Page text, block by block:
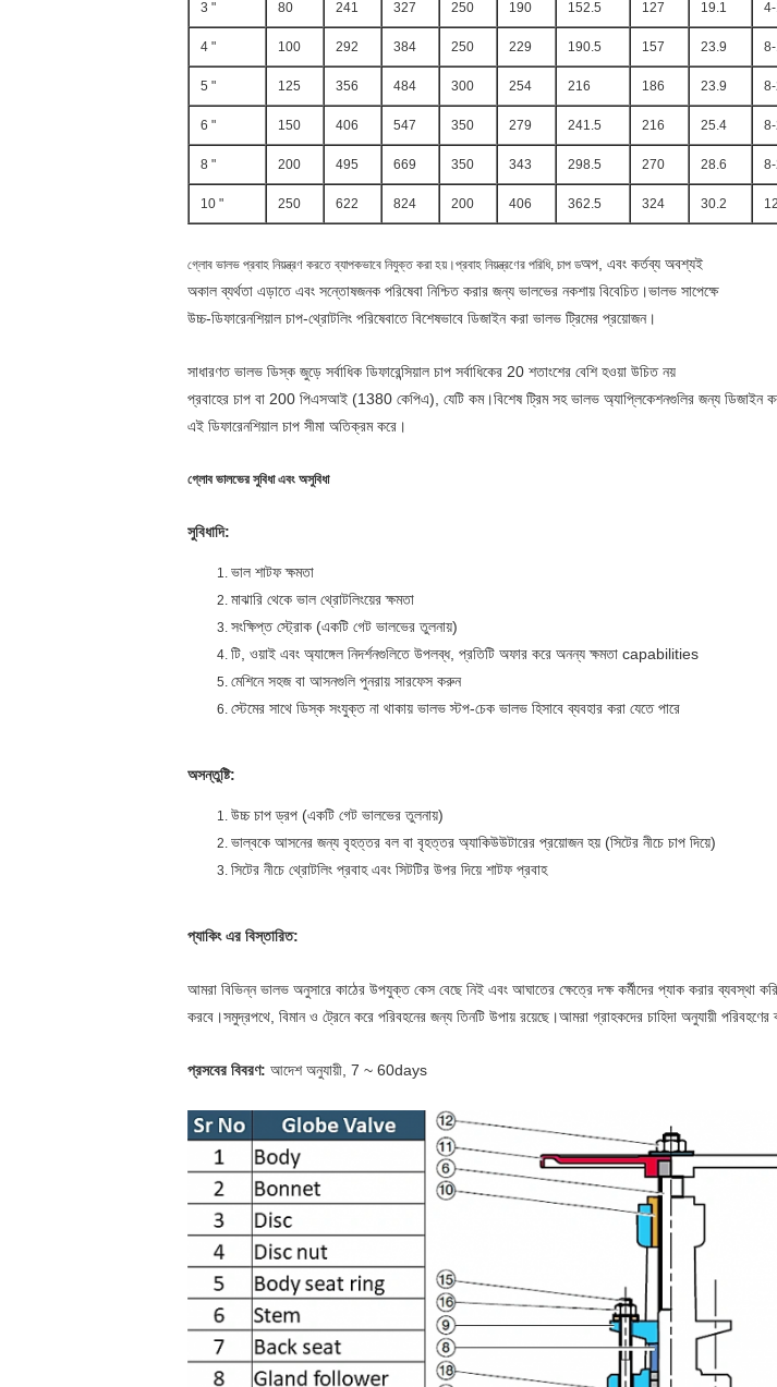
3 " 80 241 327 250 190 152.5 127 19.1
4 " 100 292 384 250 229 190.5 157 23.9
5 " 125 356 484 300 254 216 186 23.9
6 " 150 406 547 350 279 241.5 216 25.4
8 " 200 495 669 350 343 298.5 270 28.6
10 " 250 622 824 200 406 362.5 324 30.2
গ্লোব ভালভ প্রবাহ নিয়ন্ত্রণ করতে ব্যাপকভাবে নিযুক্ত করা হয়।প্রবাহ নিয়ন্ত্রণের পরিধি, চাপ ডঅপ, এবং কর্তব্য অবশ্যই
অকাল ব্যর্থতা এড়াতে এবং সন্তোষজনক পরিষেবা নিশ্চিত করার জন্য ভালভের নকশায় বিবেচিত।ভালভ সাপেক্ষে
উচ্চ-ডিফারেনশিয়াল চাপ-থ্রোটলিং পরিষেবাতে বিশেষভাবে ডিজাইন করা ভালভ ট্রিমের প্রয়োজন।
সাধারণত ভালভ ডিস্ক জুড়ে সর্বাধিক ডিফারেন্সিয়াল চাপ সর্বাধিকের 20 শতাংশের বেশি হওয়া উচিত নয়
প্রবাহের চাপ বা 200 পিএসআই (1380 কেপিএ), যেটি কম।বিশেষ ট্রিম সহ ভালভ অ্যাপ্লিকেশনগুলির জন্য ডিজাইন
এই ডিফারেনশিয়াল চাপ সীমা অতিক্রম করে।
গ্লোব ভালভের সুবিধা এবং অসুবিধা
সুবিধাদি:
ভাল শাটফ ক্ষমতা
মাঝারি থেকে ভাল থ্রোটলিংয়ের ক্ষমতা
সংক্ষিপ্ত স্ট্রোক (একটি গেট ভালভের তুলনায়)
টি, ওয়াই এবং অ্যাঙ্গেল নিদর্শনগুলিতে উপলব্ধ, প্রতিটি অফার করে অনন্য ক্ষমতা capabilities
মেশিনে সহজ বা আসনগুলি পুনরায় সারফেস করুন
স্টেমের সাথে ডিস্ক সংযুক্ত না থাকায় ভালভ স্টপ-চেক ভালভ হিসাবে ব্যবহার করা যেতে পারে
অসন্তুষ্টি:
উচ্চ চাপ ড্রপ (একটি গেট ভালভের তুলনায়)
ভাল্বকে আসনের জন্য বৃহত্তর বল বা বৃহত্তর অ্যাকিউউটারের প্রয়োজন হয় (সিটের নীচে চাপ দিয়ে)
সিটের নীচে থ্রোটলিং প্রবাহ এবং সিটটির উপর দিয়ে শাটফ প্রবাহ
প্যাকিং এর বিস্তারিত:
আমরা বিভিন্ন ভালভ অনুসারে কাঠের উপযুক্ত কেস বেছে নিই এবং আঘাতের ক্ষেত্রে দক্ষ কর্মীদের প্যাক করার ব্যবস্থা
করবে।সমুদ্রপথে, বিমান ও ট্রেনে করে পরিবহনের জন্য তিনটি উপায় রয়েছে।আমরা গ্রাহকদের চাহিদা অনুযায়ী
প্রসবের বিবরণ: আদেশ অনুযায়ী, 7 ~ 60days